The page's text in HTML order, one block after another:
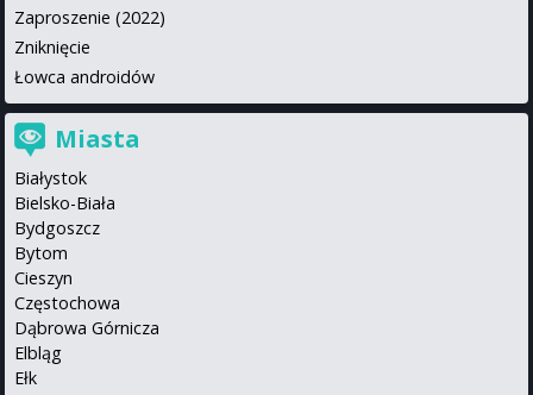
Zaproszenie (2022)
Zniknięcie
Łowca androidów
Miasta
Białystok
Bielsko-Biała
Bydgoszcz
Bytom
Cieszyn
Częstochowa
Dąbrowa Górnicza
Elbląg
Ełk